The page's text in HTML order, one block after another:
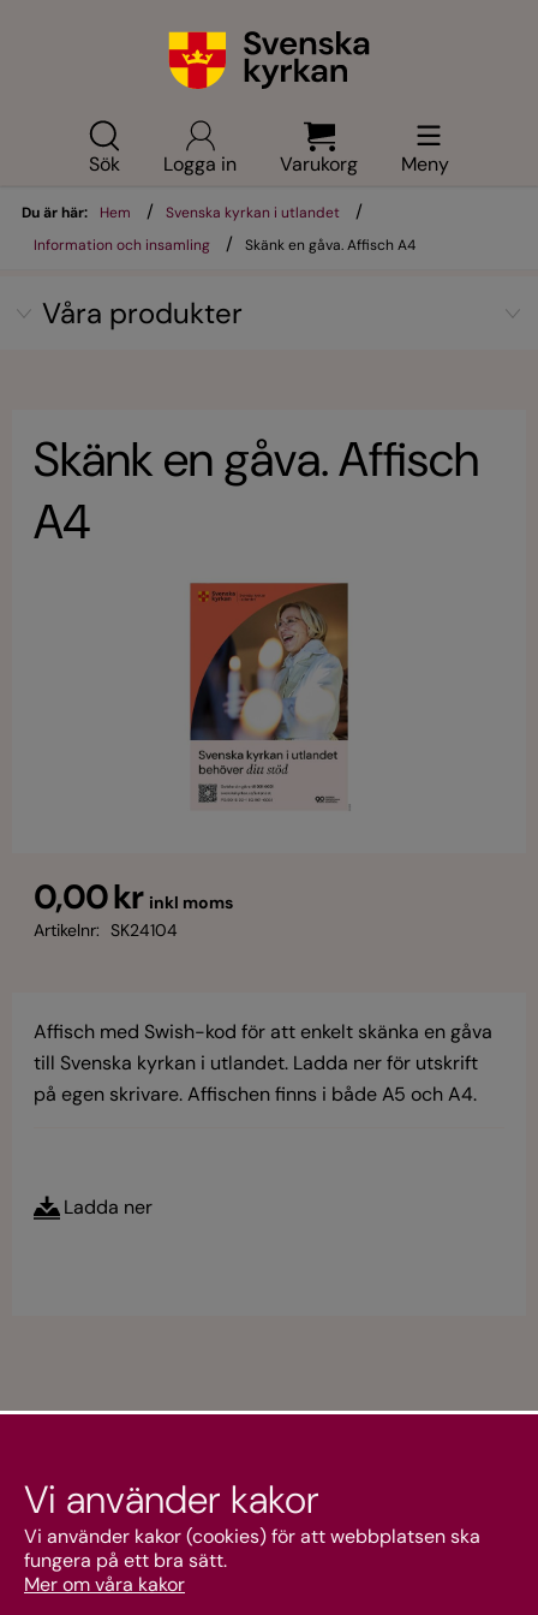
Sök Logga in Varukorg Meny
Du är här: Hem / Svenska kyrkan i utlandet /
Information och insamling / Skänk en gåva. Affisch A4
Våra produkter
Skänk en gåva. Affisch
A4
0,00 kr inkl moms
Artikelnr: SK24104
Affisch med Swish-kod för att enkelt skänka en gåva
till Svenska kyrkan i utlandet. Ladda ner för utskrift
på egen skrivare. Affischen finns i både A5 och A4.
Ladda ner
Kundtjänst
Vi använder kakor
Vi använder kakor (cookies) för att webbplatsen ska
fungera på ett bra sätt.
Mer om våra kakor